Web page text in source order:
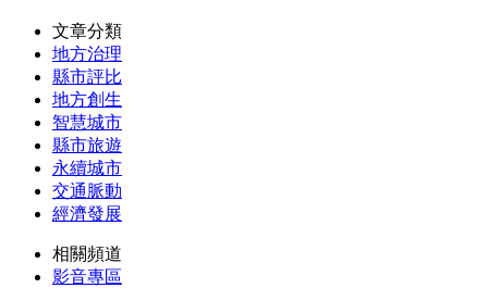
文章分類
地方治理
縣市評比
地方創生
智慧城市
縣市旅遊
永續城市
交通脈動
經濟發展
相關頻道
影音專區